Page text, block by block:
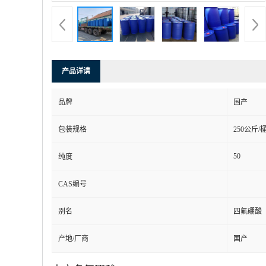
产品详请
品牌 国产
包装规格 250公斤/
纯度 50
CAS编号
别名 四氟硼酸
产地/厂商 国产